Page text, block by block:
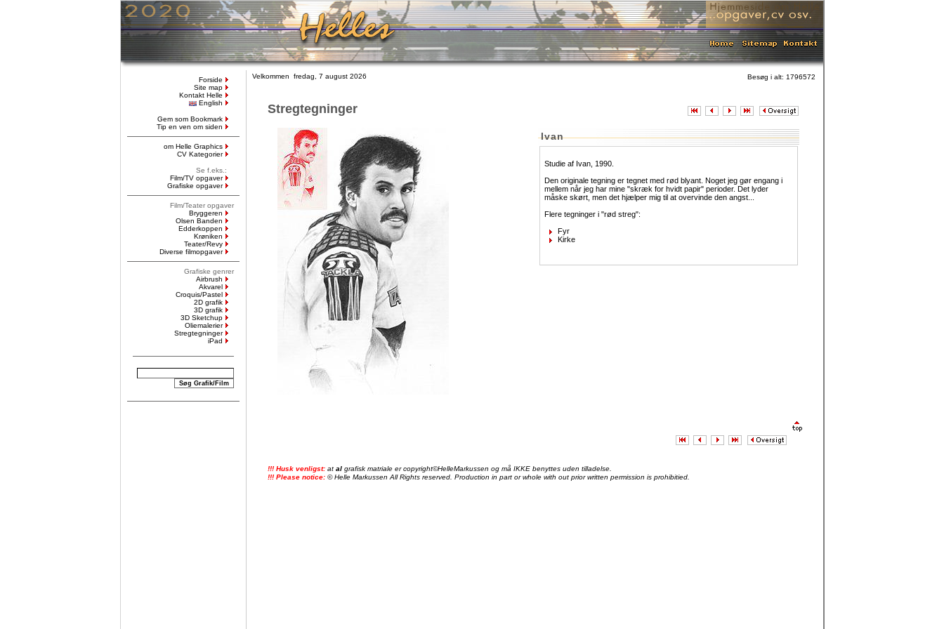
Forside
Site map
Kontakt Helle
English
Gem som Bookmark
Tip en ven om siden
om Helle Graphics
CV Kategorier
Se f.eks.:
Film/TV opgaver
Grafiske opgaver
Film/Teater opgaver
Bryggeren
Olsen Banden
Edderkoppen
Krøniken
Teater/Revy
Diverse filmopgaver
Grafiske genrer
Airbrush
Akvarel
Croquis/Pastel
2D grafik
3D grafik
3D Sketchup
Oliemalerier
Stregtegninger
iPad
Besøg i alt: 1796572
Velkommen fredag, 7 august 2026
Stregtegninger
Ivan
Studie af Ivan, 1990.
Den originale tegning er tegnet med rød blyant. Noget jeg gør engang i
mellem når jeg har mine "skræk for hvidt papir" perioder. Det lyder
måske skørt, men det hjælper mig til at overvinde den angst...
Flere tegninger i "rød streg":
Fyr
Kirke
!!! Husk venligst:at al grafisk matriale er copyright©HelleMarkussen og må IKKE benyttes uden tilladelse.
!!! Please notice:© Helle Markussen All Rights reserved. Production in part or whole with out prior written permission is prohibitied.